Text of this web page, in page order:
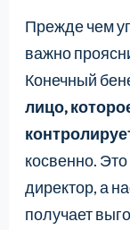
Прежде чем
важно
Конечный
лицо,
косвенно.
директор, а
получает